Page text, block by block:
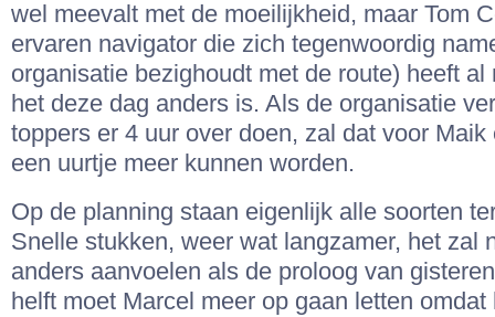
wel meevalt met de moeilijkheid, maar Tom
ervaren navigator die zich tegenwoordig
organisatie bezighoudt met de route) heeft al
het deze dag anders is. Als de organisatie
toppers er 4 uur over doen, zal dat voor
een uurtje meer kunnen worden.
Op de planning staan eigenlijk alle soorten
Snelle stukken, weer wat langzamer, het zal
anders aanvoelen als de proloog van
helft moet Marcel meer op gaan letten